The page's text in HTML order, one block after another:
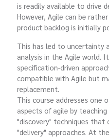
is readily available to drive
However, Agile can be
product backlog is initially
This has led to uncertainty
analysis in the Agile world.
specification-driven
compatible with Agile but
replacement.
This course addresses one
aspects of agile by
"discovery" techniques that
"delivery" approaches. At